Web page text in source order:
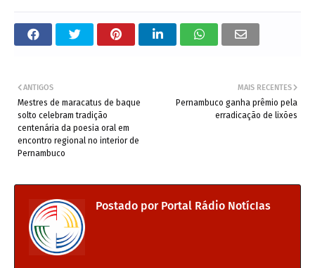
MAIS RECENTES
Pernambuco ganha prêmio pela
erradicação de lixões
ANTIGOS
Mestres de maracatus de baque
solto celebram tradição
centenária da poesia oral em
encontro regional no interior de
Pernambuco
Postado porPortal Rádio NotícIas